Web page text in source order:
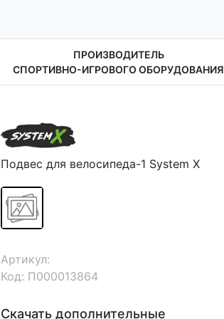
ПРОИЗВОДИТЕЛЬ
СПОРТИВНО-ИГРОВОГО ОБОРУДОВАНИЯ
Подвес для велосипеда-1 System X
Артикул:
Код: П000013864
Скачать дополнительные